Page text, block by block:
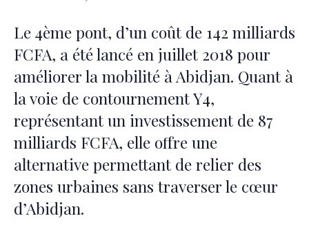
Le 4ème pont, d’un coût de 142 milliards
FCFA, a été lancé en juillet 2018 pour
améliorer la mobilité à Abidjan. Quant à
la voie de contournement Y4,
représentant un investissement de 87
milliards FCFA, elle offre une
alternative permettant de relier des
zones urbaines sans traverser le cœur
d’Abidjan.